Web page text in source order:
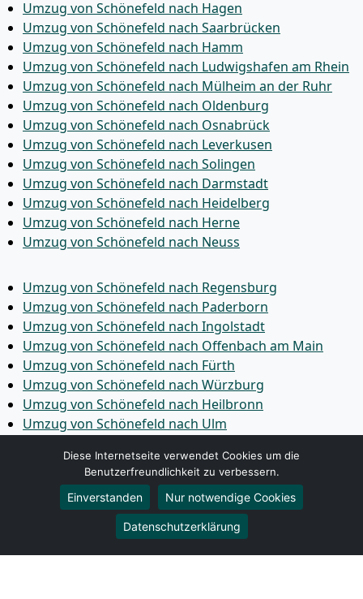
Umzug von Schönefeld nach Hagen
Umzug von Schönefeld nach Saarbrücken
Umzug von Schönefeld nach Hamm
Umzug von Schönefeld nach Ludwigshafen am Rhein
Umzug von Schönefeld nach Mülheim an der Ruhr
Umzug von Schönefeld nach Oldenburg
Umzug von Schönefeld nach Osnabrück
Umzug von Schönefeld nach Leverkusen
Umzug von Schönefeld nach Solingen
Umzug von Schönefeld nach Darmstadt
Umzug von Schönefeld nach Heidelberg
Umzug von Schönefeld nach Herne
Umzug von Schönefeld nach Neuss
Umzug von Schönefeld nach Regensburg
Umzug von Schönefeld nach Paderborn
Umzug von Schönefeld nach Ingolstadt
Umzug von Schönefeld nach Offenbach am Main
Umzug von Schönefeld nach Fürth
Umzug von Schönefeld nach Würzburg
Umzug von Schönefeld nach Heilbronn
Umzug von Schönefeld nach Ulm
Umzug von Schönefeld nach Wolfsburg
Umzug von Schönefeld nach Bottrop
Umzug von Schönefeld nach Göttingen
Umzug von Schönefeld nach Reutlingen
Umzug von Schönefeld nach Bremer­haven
Umzug von Schönefeld nach Koblenz
Diese Internetseite verwendet Cookies um die
Benutzerfreundlichkeit zu verbessern.
Einverstanden Nur notwendige Cookies
Datenschutzerklärung